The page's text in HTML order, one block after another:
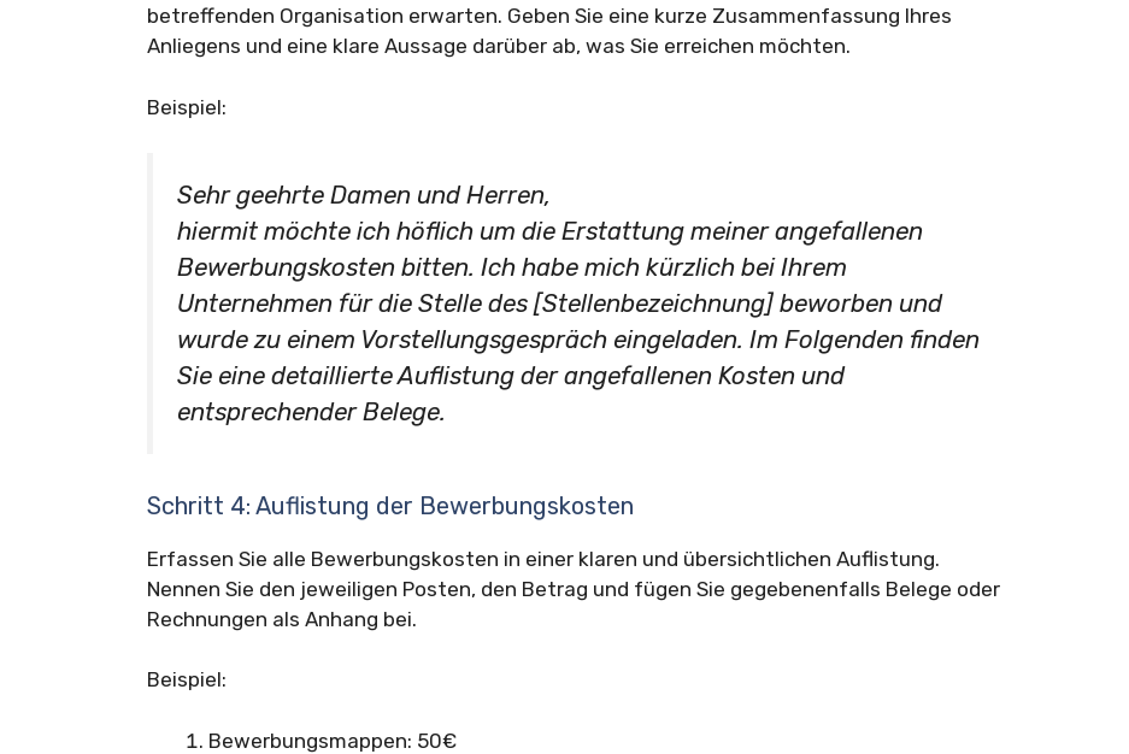
betreffenden Organisation erwarten. Geben Sie eine kurze Zusammenfassung Ihres
Anliegens und eine klare Aussage darüber ab, was Sie erreichen möchten.
Beispiel:
Sehr geehrte Damen und Herren,
hiermit möchte ich höflich um die Erstattung meiner angefallenen
Bewerbungskosten bitten. Ich habe mich kürzlich bei Ihrem
Unternehmen für die Stelle des [Stellenbezeichnung] beworben und
wurde zu einem Vorstellungsgespräch eingeladen. Im Folgenden finden
Sie eine detaillierte Auflistung der angefallenen Kosten und
entsprechender Belege.
Schritt 4: Auflistung der Bewerbungskosten
Erfassen Sie alle Bewerbungskosten in einer klaren und übersichtlichen Auflistung.
Nennen Sie den jeweiligen Posten, den Betrag und fügen Sie gegebenenfalls Belege oder
Rechnungen als Anhang bei.
Beispiel:
Bewerbungsmappen: 50€